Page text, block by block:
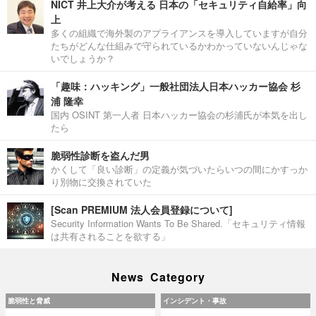
NICT 井上大介が考える 日本の「セキュリティ自給率」向
上
多くの組織で海外製のアプライアンスを導入していますが自分
たちがどんな仕組みで守られているかわかっていないんじゃな
いでしょうか？
「趣味：ハッキング」一般社団法人日本ハッカー協会 杉
浦 隆幸
国内 OSINT 第一人者 日本ハッカー協会の杉浦氏が本気を出し
たら
脆弱性診断を盗んだ男
かくして「良い診断」の定義が気づいたらいつの間にかすっか
り別物に交換されていた
[Scan PREMIUM 法人会員登録について]
Security Information Wants To Be Shared.「セキュリティ情報
は共有されることを欲する」
News Category
脆弱性と脅威 インシデント・事故